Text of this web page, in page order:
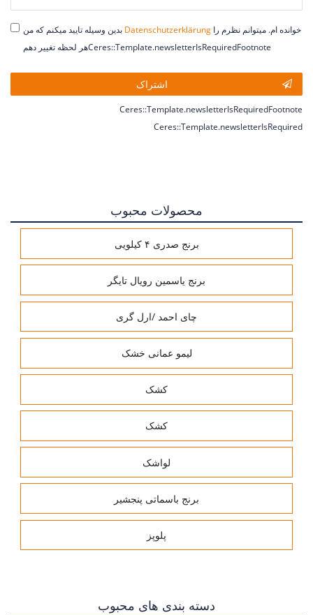
بدین وسیله تایید میکنم که من Daten­schutz­erklärungخوانده ام. میتوانم نظرم را
هر لحظه تغییر دهمCeres::Template.newsletterIsRequiredFootnote
اشتراک
Ceres::Template.newsletterIsRequiredFootnote
Ceres::Template.newsletterIsRequired
محصولات محبوب
برنج صدری ۴ کیلویی
برنج یاسمین رویال تایگر
چای احمد /ارل گری
لیمو عمانی خشک
کشک
کشک
لواشک
برنج باسماتی پنجشیر
پلوپز
دسته بندی های محبوب